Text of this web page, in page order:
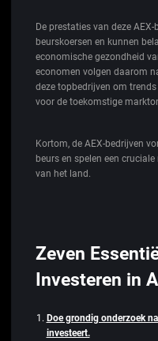
De prestaties van deze
beurskoersen en kunnen
economische gezondheid
economen volgen daarom
deze topbedrijven om
voor de toekomstige
Kortom, de AEX-bedrijven
beurs en spelen een
van het land.
Zeven
Investeren in
Doe grondig onderzoek
investeert.